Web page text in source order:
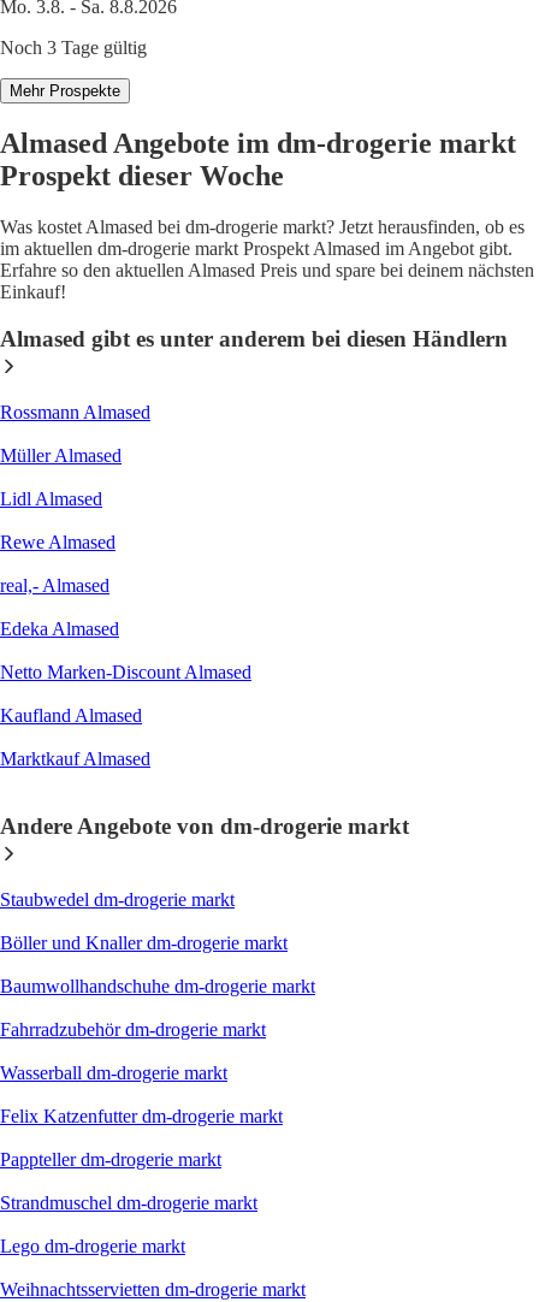
Mo. 3.8. - Sa. 8.8.2026
Noch 3 Tage gültig
Mehr Prospekte
Almased Angebote im dm-drogerie markt
Prospekt dieser Woche
Was kostet Almased bei dm-drogerie markt? Jetzt herausfinden, ob es
im aktuellen dm-drogerie markt Prospekt Almased im Angebot gibt.
Erfahre so den aktuellen Almased Preis und spare bei deinem nächsten
Einkauf!
Almased gibt es unter anderem bei diesen Händlern
Rossmann Almased
Müller Almased
Lidl Almased
Rewe Almased
real,- Almased
Edeka Almased
Netto Marken-Discount Almased
Kaufland Almased
Marktkauf Almased
Andere Angebote von dm-drogerie markt
Staubwedel dm-drogerie markt
Böller und Knaller dm-drogerie markt
Baumwollhandschuhe dm-drogerie markt
Fahrradzubehör dm-drogerie markt
Wasserball dm-drogerie markt
Felix Katzenfutter dm-drogerie markt
Pappteller dm-drogerie markt
Strandmuschel dm-drogerie markt
Lego dm-drogerie markt
Weihnachtsservietten dm-drogerie markt